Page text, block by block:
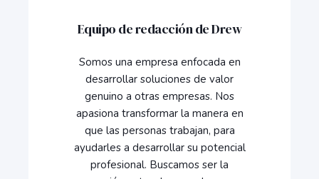
Equipo de redacción de Drew
Somos una empresa enfocada en
desarrollar soluciones de valor
genuino a otras empresas. Nos
apasiona transformar la manera en
que las personas trabajan, para
ayudarles a desarrollar su potencial
profesional. Buscamos ser la